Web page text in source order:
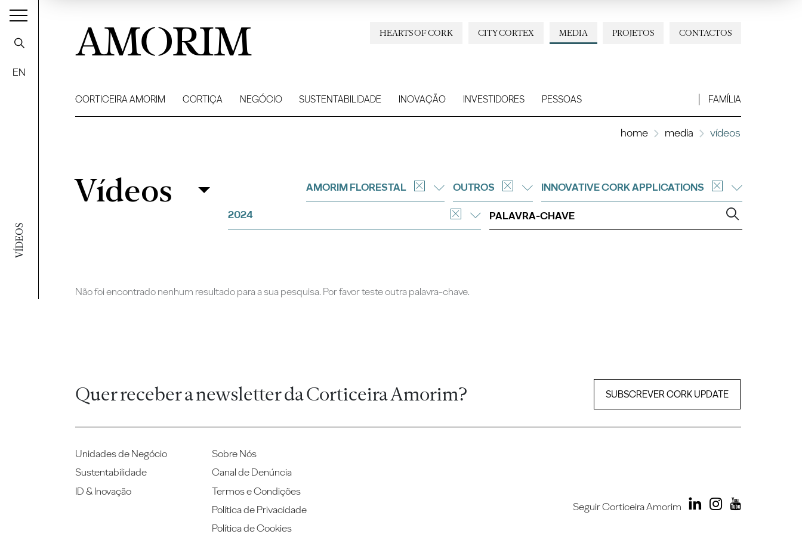
VÍDEOS
EN
AMORIM CONTACTOS
PROJETOS
MEDIA
CITY CORTEX
HEARTS OF CORK
CORTICEIRA AMORIM CORTIÇA NEGÓCIO SUSTENTABILIDADE INOVAÇÃO INVESTIDORES PESSOAS FAMÍLIA
home media vídeos
Filtrar
Vídeos AMORIM FLORESTAL OUTROS INNOVATIVE CORK APPLICATIONS
2024
Não foi encontrado nenhum resultado para a sua pesquisa. Por favor teste outra palavra-chave.
Quer receber a newsletter da Corticeira Amorim? SUBSCREVER CORK UPDATE
Unidades de Negócio
Sustentabilidade
ID & Inovação
Sobre Nós
Canal de Denúncia
Termos e Condições
Política de Privacidade
Política de Cookies
Seguir Corticeira Amorim